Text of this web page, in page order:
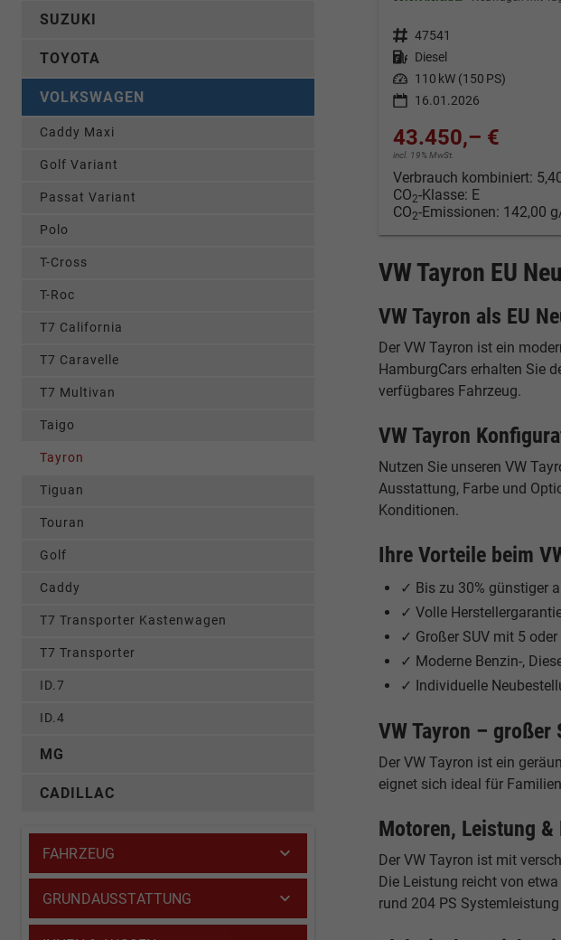
Fahrzeugnr. 47541
Kraftstoff Diesel
Leistung 110 kW (150 PS)
16.01.2026
43.450,– €
incl. 19% MwSt.
Verbrauch kombiniert:
CO2-Klasse: E
CO2-Emissionen: 142,00
VW Tayron EU
VW Tayron als EU
Der VW Tayron ist ein
HamburgCars erhalten Sie
verfügbares Fahrzeug.
VW Tayron
Nutzen Sie unseren VW
Ausstattung, Farbe und
Konditionen.
Ihre Vorteile beim
✓ Bis zu 30% günstiger
✓ Volle
✓ Großer SUV mit 5
✓ Moderne Benzin-,
✓ Individuelle
VW Tayron – großer
Der VW Tayron ist ein
eignet sich ideal für
Motoren, Leistung
Der VW Tayron ist mit
Die Leistung reicht von
rund 204 PS
SUZUKI
TOYOTA
VOLKSWAGEN
Caddy Maxi
Golf Variant
Passat Variant
Polo
T-Cross
T-Roc
T7 California
T7 Caravelle
T7 Multivan
Taigo
Tayron
Tiguan
Touran
Golf
Caddy
T7 Transporter Kastenwagen
T7 Transporter
ID.7
ID.4
MG
CADILLAC
FAHRZEUG
GRUNDAUSSTATTUNG